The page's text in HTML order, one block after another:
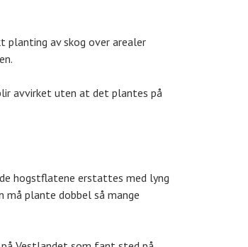
planting av skog over arealer
avvirket uten at det plantes på
hogstflatene erstattes med lyng
må plante dobbel så mange